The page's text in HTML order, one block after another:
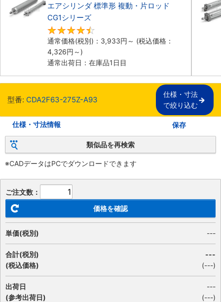
エアシリンダ 標準形 複動・片ロッド
CG1シリーズ
通常価格(税別)： 3,933円 ～ (税込価格：
4,326円 ～)
通常出荷日：在庫品1日目
型番: CDA2F63-275Z-A93
仕様・寸法
で絞り込む
仕様・寸法情報 保存
類似品を再検索
※CADデータはPCでダウンロードできます
ご注文数：
価格を確認
単価(税別) ---
合計(税別)
(税込価格)
---
(---)
出荷日
(参考出荷日)
---
(---)